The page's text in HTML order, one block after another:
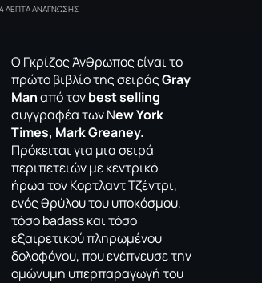
4 ΛΕΠΤΑ ΑΝΑΓΝΩΣΗΣ
Ο Γκρίζος Άνθρωπος είναι το
πρώτο βιβλίο της σειράςGray
Manαπό τονbest selling
συγγραφέα των New York
Times, Mark Greaney.
Πρόκειται για μια σειρά
περιπετειών με κεντρικό
ήρωα τον Κορτλαντ Τζέντρι,
ενός θρύλου του υποκόσμου,
τόσο badass και τόσο
εξαιρετικού πληρωμένου
δολοφόνου, που ενέπνευσε την
ομώνυμη υπερπαραγωγή του